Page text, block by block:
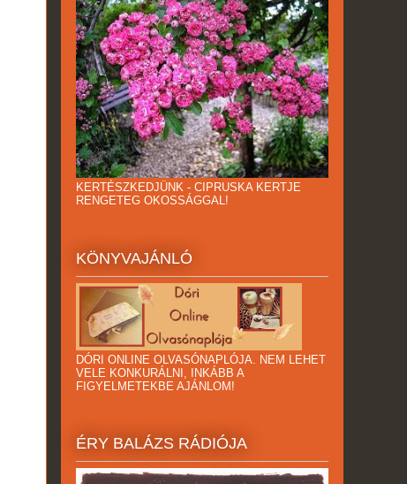
KERTÉSZKEDJÜNK - CIPRUSKA KERTJE
RENGETEG OKOSSÁGGAL!
KÖNYVAJÁNLÓ
DÓRI ONLINE OLVASÓNAPLÓJA. NEM LEHET
VELE KONKURÁLNI, INKÁBB A
FIGYELMETEKBE AJÁNLOM!
ÉRY BALÁZS RÁDIÓJA